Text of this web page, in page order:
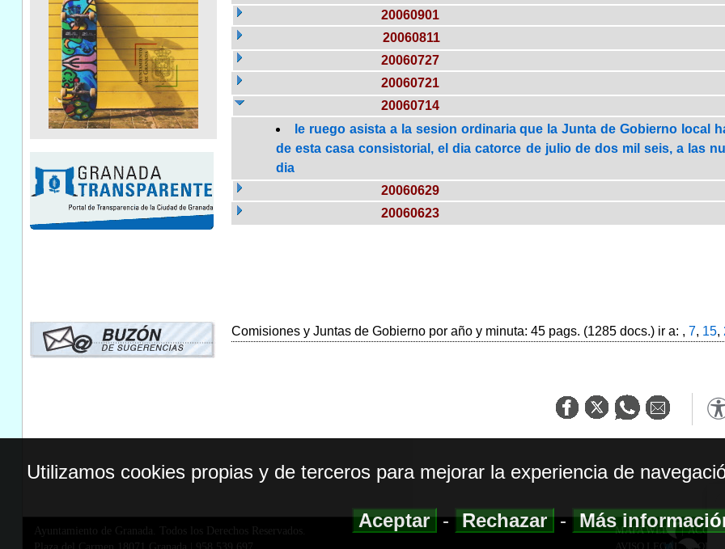
20060901
20060811
20060727
20060721
20060714
le ruego asista a la sesion ordinaria que la Junta de Gobierno local
de esta casa consistorial, el dia catorce de julio de dos mil seis, a las
dia
20060629
20060623
Comisiones y Juntas de Gobierno por año y minuta: 45 pags. (1285 docs.) ir a: , 7, 15,
Ayuntamiento de Granada. Todos los Derechos Reservados.
MAPA WEB|
AVISO LEGAL|
Utilizamos cookies propias y de terceros para mejorar la experiencia de
Aceptar-Rechazar-Más